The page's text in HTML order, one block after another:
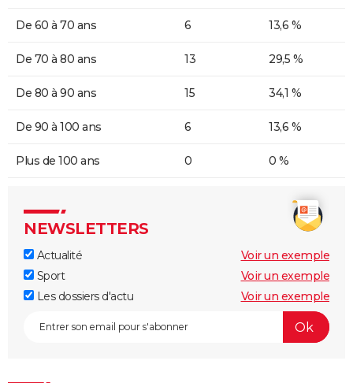
De 60 à 70 ans 6 13,6 %
De 70 à 80 ans 13 29,5 %
De 80 à 90 ans 15 34,1 %
De 90 à 100 ans 6 13,6 %
Plus de 100 ans 0 0 %
NEWSLETTERS
Actualité
Voir un exemple
Sport
Voir un exemple
Les dossiers d'actu
Voir un exemple